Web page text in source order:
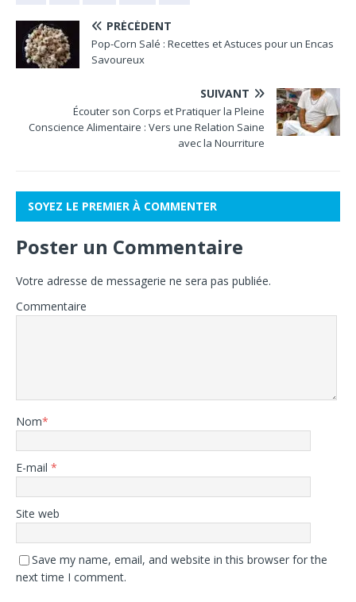
PRÉCÉDENT
Pop-Corn Salé : Recettes et Astuces pour un Encas
Savoureux
SUIVANT
Écouter son Corps et Pratiquer la Pleine
Conscience Alimentaire : Vers une Relation Saine
avec la Nourriture
SOYEZ LE PREMIER À COMMENTER
Poster un Commentaire
Votre adresse de messagerie ne sera pas publiée.
Commentaire
Nom*
E-mail *
Site web
Save my name, email, and website in this browser for the
next time I comment.